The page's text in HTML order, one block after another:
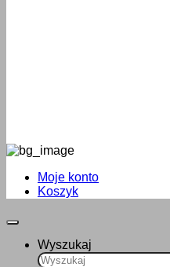
Moje konto
Koszyk
Wyszukaj